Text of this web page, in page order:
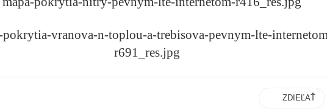
ZDIEĽAŤ